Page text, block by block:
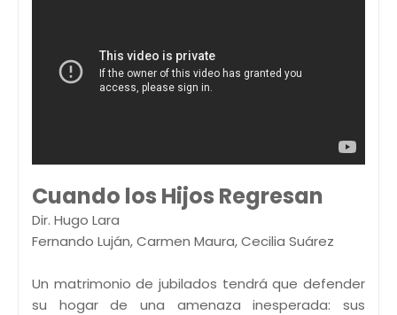
Cuando los Hijos Regresan
Dir. Hugo Lara
Fernando Luján, Carmen Maura, Cecilia Suárez
Un matrimonio de jubilados tendrá que defender
su hogar de una amenaza inesperada: sus